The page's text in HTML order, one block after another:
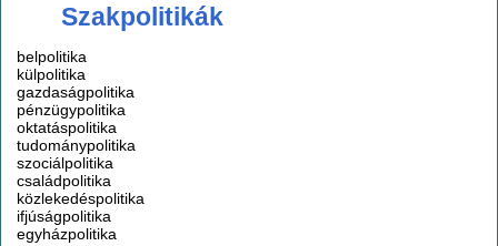
Szakpolitikák
belpolitika
külpolitika
gazdaságpolitika
pénzügypolitika
oktatáspolitika
tudománypolitika
szociálpolitika
családpolitika
közlekedéspolitika
ifjúságpolitika
egyházpolitika